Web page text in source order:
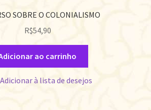
SOBRE O COLONIALISMO
R$54,90
ao carrinho
Adicionar à lista de desejos